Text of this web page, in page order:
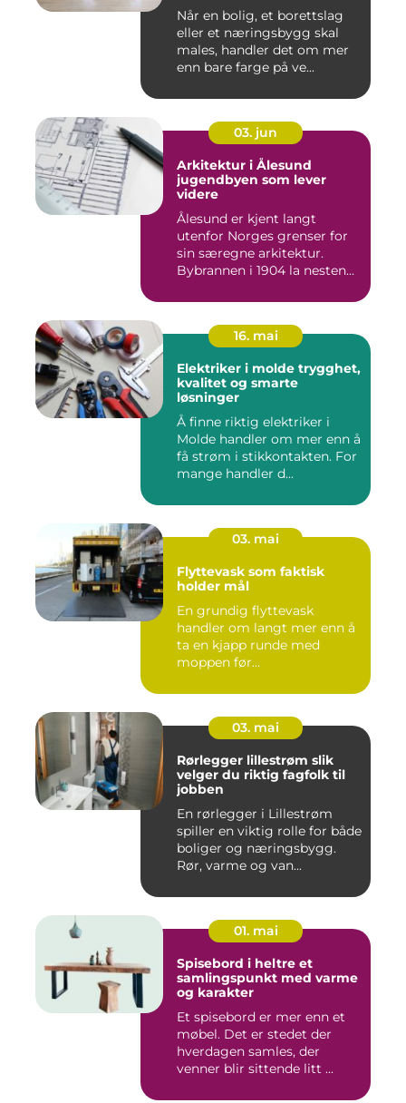
Når en bolig, et borettslag
eller et næringsbygg skal
males, handler det om mer
enn bare farge på ve...
03. jun
Arkitektur i Ålesund
jugendbyen som lever
videre
Ålesund er kjent langt
utenfor Norges grenser for
sin særegne arkitektur.
Bybrannen i 1904 la nesten...
16. mai
Elektriker i molde trygghet,
kvalitet og smarte
løsninger
Å finne riktig elektriker i
Molde handler om mer enn å
få strøm i stikkontakten. For
mange handler d...
03. mai
Flyttevask som faktisk
holder mål
En grundig flyttevask
handler om langt mer enn å
ta en kjapp runde med
moppen før
03. mai
Rørlegger lillestrøm slik
velger du riktig fagfolk til
jobben
En rørlegger i Lillestrøm
spiller en viktig rolle for både
boliger og næringsbygg.
Rør, varme og van...
01. mai
Spisebord i heltre et
samlingspunkt med varme
og karakter
Et spisebord er mer enn et
møbel. Det er stedet der
hverdagen samles, der
venner blir sittende litt ...